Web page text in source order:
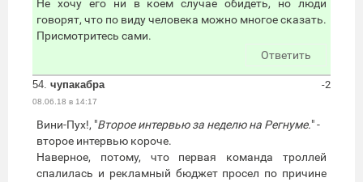
Не хочу его ни в коем случае обидеть, но люди
говорят, что по виду человека можно многое сказать.
Присмотритесь сами.
Ответить
54. чупакабра
08.06.18 в 14:17
-2
Вини-Пух!, "Второе интервью за неделю на Регнуме." -
второе интервью короче.
Наверное, потому, что первая команда троллей
спалилась и рекламный бюджет просел по причине